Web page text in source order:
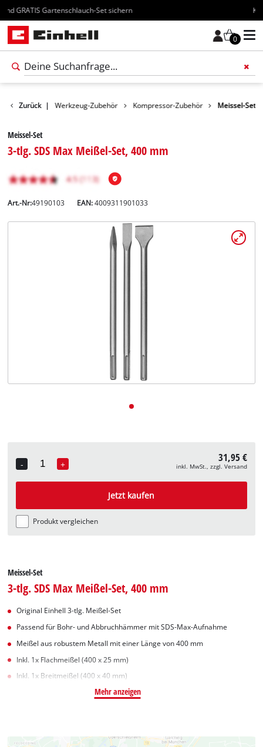
Kostenloser Versand ab 70€
0
Zurück |
Zubehör Werkzeug-Zubehör Kompressor-Zubehör Meissel-Set
Meissel-Set
3-tlg. SDS Max Meißel-Set, 400 mm
Art.-Nr:49190103 EAN:4009311901033
-
Quantity
+ 31,95 €
inkl. MwSt., zzgl. Versand
Jetzt kaufen
Produkt vergleichen
Meissel-Set
3-tlg. SDS Max Meißel-Set, 400 mm
Original Einhell 3-tlg. Meißel-Set
Passend für Bohr- und Abbruchhämmer mit SDS-Max-Aufnahme
Meißel aus robustem Metall mit einer Länge von 400 mm
Inkl. 1x Flachmeißel (400 x 25 mm)
Inkl. 1x Breitmeißel (400 x 40 mm)
Mehr anzeigen